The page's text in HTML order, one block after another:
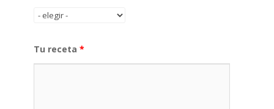
Tu receta *